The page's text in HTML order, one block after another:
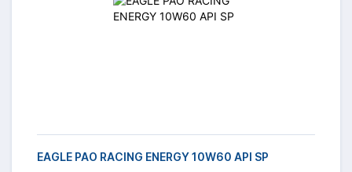
EAGLE PAO RACING ENERGY 10W60 API SP